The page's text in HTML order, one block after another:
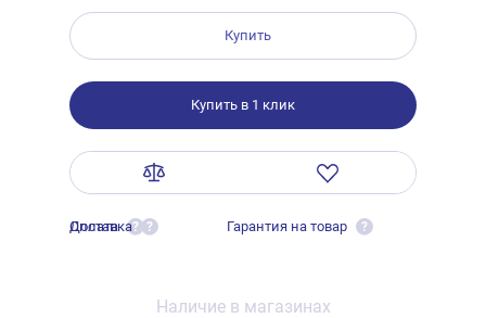
Купить
Купить в 1 клик
Оплата ?
Доставка ? Гарантия на товар ?
Наличие в магазинах